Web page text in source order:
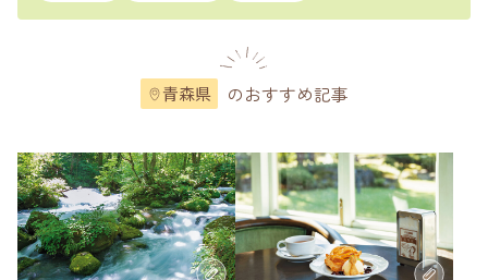
青森県 のおすすめ記事